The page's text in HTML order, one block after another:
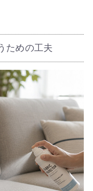
ための工夫